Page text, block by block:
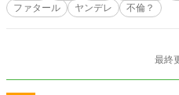
ファタール
ヤンデレ 不倫？
最終